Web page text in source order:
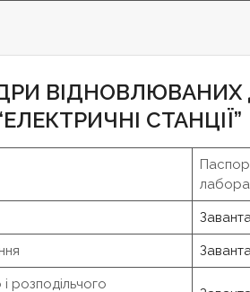
СТАНЦІЇ”
розподільчого